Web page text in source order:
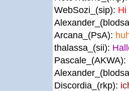
WebSozi_(sip): Hi
Arcana_(PsA):
thalassa_(sii):
Pascale_(AKWA):
Discordia_(rkp):